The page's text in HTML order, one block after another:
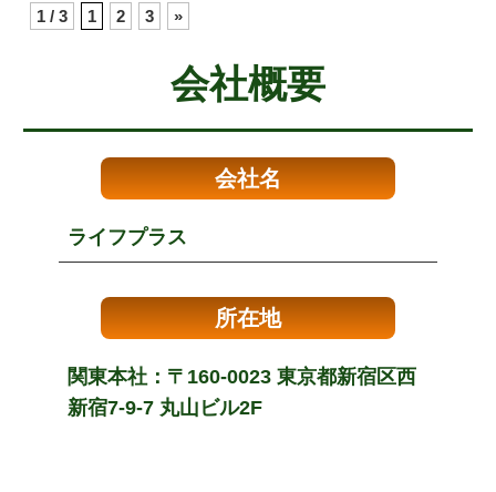
1 / 3 1 2 3 »
会社概要
会社名
ライフプラス
所在地
関東本社：〒160-0023 東京都新宿区西
新宿7-9-7 丸山ビル2F